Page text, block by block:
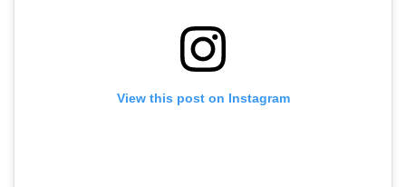
View this post on Instagram